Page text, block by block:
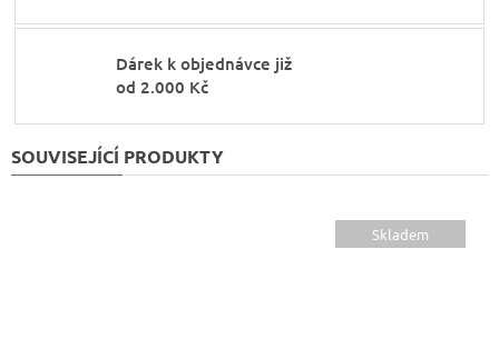
Dárek k objednávce již
od 2.000 Kč
SOUVISEJÍCÍ PRODUKTY
Skladem